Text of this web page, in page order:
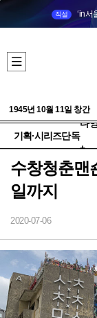
직설 ‘in서
1945년 10월 11일 창간
기획·시리즈단독
다
+
수창청춘맨
일까지
2020-07-06